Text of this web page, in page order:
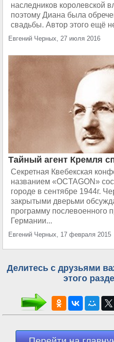
наследников королевской
поэтому Диана была
свадьбы. Автор этого ещё
Евгений Черных, 27 июля 2016
Тайный агент Кремля
Секретная Квебекская
названием «OCTAGON»
городе в сентябре 1944г.
закрытыми дверьми
программу послевоенного
Германии...
Евгений Черных, 17 февраля 2015
Делитесь с друзьями
этого